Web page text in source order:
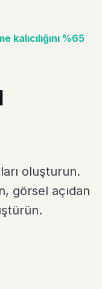
%65
oluşturun.
görsel açıdan